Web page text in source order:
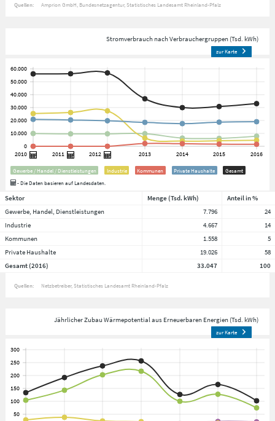
Quellen: Amprion GmbH Bundesnetzagentur Statistisches Landesamt Rheinland-Pfalz
Stromverbrauch nach Verbrauchergruppen (Tsd. kWh)
zur Karte
Gewerbe / Handel / Dienstleistungen Industrie Kommunen Private Haushalte
Gesamt
- Die Daten basieren auf Landesdaten.
Sektor Menge (Tsd. kWh)
Anteil in %
Gewerbe, Handel, Dienstleistungen
7.796
24
Industrie
4.667
14
Kommunen
1.558
5
Private Haushalte
19.026
58
Gesamt (2016)
33.047 100
Quellen: Netzbetreiber Statistisches Landesamt Rheinland-Pfalz
Jährlicher Zubau Wärmepotential aus Erneuerbaren Energien (Tsd. kWh)
zur Karte